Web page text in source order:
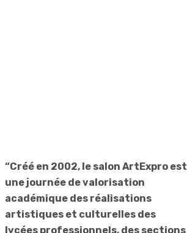
“Créé en 2002, le salon ArtExpro est
une journée de valorisation
académique des réalisations
artistiques et culturelles des
lycées professionnels, des sections